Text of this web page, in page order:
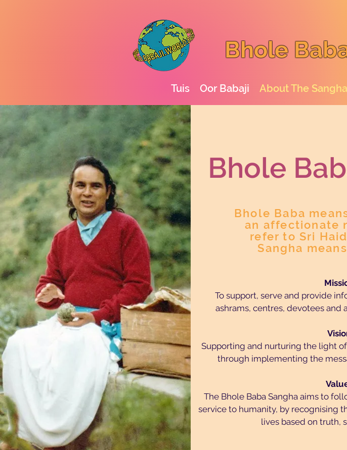
Bhole
Tuis Oor Babaji About The Sangha
Bhole
Bhole Baba
an affectionate
refer to Sri
Sangha
To support, serve and provide
ashrams, centres, devotees and
Supporting and nurturing the light
through implementing the
The Bhole Baba Sangha aims to
service to humanity, by recognising
lives based on truth,